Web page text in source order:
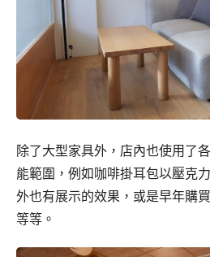
除了大型家具外，店內也使用了
能範圍，例如咖啡掛耳包以壓克
外也有展示的效果，或是早年購
等等。